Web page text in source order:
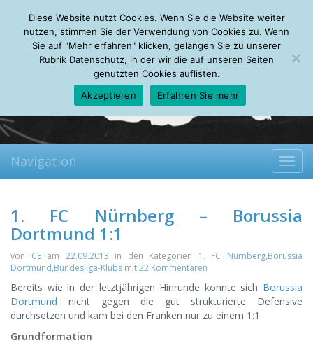
Friday, 07.08.2026
Mein Account
About Autoren Leseempfehlungen FAQ
Navigation
1. FC Nürnberg – Borussia
Dortmund 1:1
von CEam 22.09.2013 in den Kategorien 1. FC Nürnberg,Borussia
Dortmund,Bundesliga-Klubs mit22 Kommentaren
Bereits wie in der letztjährigen Hinrunde konnte sich Borussia
Dortmund nicht gegen die gut strukturierte Defensive
durchsetzen und kam bei den Franken nur zu einem 1:1.
Grundformation
Diese Website nutzt Cookies. Wenn Sie die Website weiter
nutzen, stimmen Sie der Verwendung von Cookies zu. Wenn
Sie auf "Mehr erfahren" klicken, gelangen Sie zu unserer
Rubrik Datenschutz, in der wir die auf unseren Seiten
genutzten Cookies auflisten.
Akzeptieren
Erfahren Sie mehr